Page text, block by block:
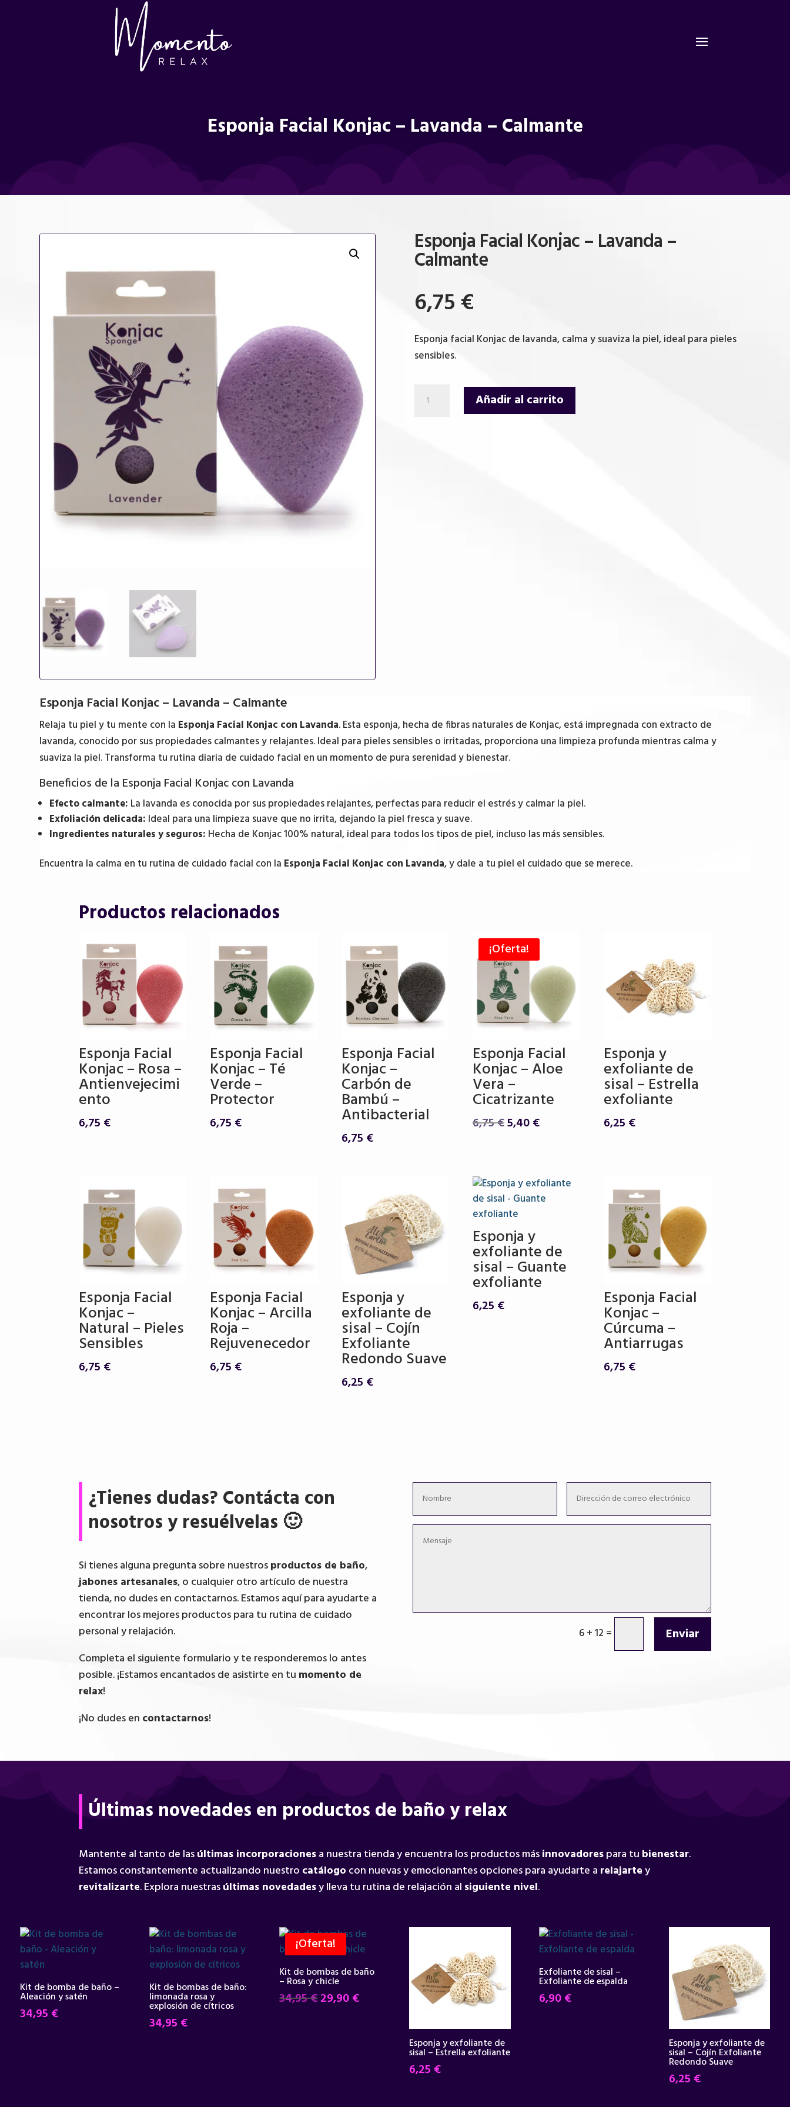
Esponja Facial Konjac – Lavanda – Calmante
Esponja Facial Konjac – Lavanda –
Calmante
6,75€
Esponja facial Konjac de lavanda, calma y suaviza la piel, ideal para pieles
sensibles.
Facial
Añadir al carrito
Esponja Facial Konjac – Lavanda – Calmante
Relaja tu piel y tu mente con la Esponja Facial Konjac con Lavanda. Esta esponja, hecha de fibras naturales de Konjac, está impregnada con extracto de
lavanda, conocido por sus propiedades calmantes y relajantes. Ideal para pieles sensibles o irritadas, proporciona una limpieza profunda mientras calma y
suaviza la piel. Transforma tu rutina diaria de cuidado facial en un momento de pura serenidad y bienestar.
Beneficios de la Esponja Facial Konjac con Lavanda
Efecto calmante: La lavanda es conocida por sus propiedades relajantes, perfectas para reducir el estrés y calmar la piel.
Exfoliación delicada: Ideal para una limpieza suave que no irrita, dejando la piel fresca y suave.
Ingredientes naturales y seguros: Hecha de Konjac 100% natural, ideal para todos los tipos de piel, incluso las más sensibles.
Encuentra la calma en tu rutina de cuidado facial con la Esponja Facial Konjac con Lavanda, y dale a tu piel el cuidado que se merece.
Productos relacionados
Esponja Facial
Konjac – Rosa –
Antienvejecimi
ento
6,75 €
Esponja Facial
Konjac – Té
Verde –
Protector
6,75 €
Esponja Facial
Konjac –
Carbón de
Bambú –
Antibacterial
6,75 €
¡Oferta!
Esponja Facial
Konjac – Aloe
Vera –
Cicatrizante
6,75€El
6,75 €.
5,40€El
5,40 €.
Esponja y
exfoliante de
sisal – Estrella
exfoliante
6,25 €
Esponja Facial
Konjac –
Natural – Pieles
Sensibles
6,75 €
Esponja Facial
Konjac – Arcilla
Roja –
Rejuvenecedor
6,75 €
Esponja y
exfoliante de
sisal – Cojín
Exfoliante
Redondo Suave
6,25 €
Esponja y
exfoliante de
sisal – Guante
exfoliante
6,25 € Esponja Facial
Konjac –
Cúrcuma –
Antiarrugas
6,75 €
¿Tienes dudas? Contácta con
nosotros y resuélvelas 🙂
Si tienes alguna pregunta sobre nuestrosproductos de baño,
jabones artesanales, o cualquier otro artículo de nuestra
tienda, no dudes en contactarnos. Estamos aquí para ayudarte a
encontrar los mejores productos para tu rutina de cuidado
personal y relajación.
Completa el siguiente formulario y te responderemos lo antes
posible. ¡Estamos encantados de asistirte en tu momento de
relax!
¡No dudes en contactarnos!
6 + 12 = Enviar
Últimas novedades en productos de baño y relax
Mantente al tanto de lasúltimas incorporacionesa nuestra tienda y encuentra los productos másinnovadorespara tu bienestar.
Estamos constantemente actualizando nuestro catálogo con nuevas y emocionantes opciones para ayudarte a relajartey
revitalizarte. Explora nuestrasúltimas novedadesy lleva tu rutina de relajación al siguiente nivel.
Kit de bomba de baño –
Aleación y satén
34,95 €
Kit de bombas de baño:
limonada rosa y
explosión de cítricos
34,95 €
¡Oferta!
Kit de bombas de baño
– Rosa y chicle
34,95€El
29,90€El
Esponja y exfoliante de
sisal – Estrella exfoliante
6,25 €
Exfoliante de sisal –
Exfoliante de espalda
6,90€
Esponja y exfoliante de
sisal – Cojín Exfoliante
Redondo Suave
6,25 €